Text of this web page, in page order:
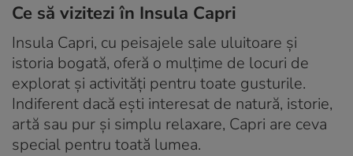
Ce să vizitezi în Insula Capri
Insula Capri, cu peisajele sale uluitoare și
istoria bogată, oferă o mulțime de locuri de
explorat și activități pentru toate gusturile.
Indiferent dacă ești interesat de natură, istorie,
artă sau pur și simplu relaxare, Capri are ceva
special pentru toată lumea.